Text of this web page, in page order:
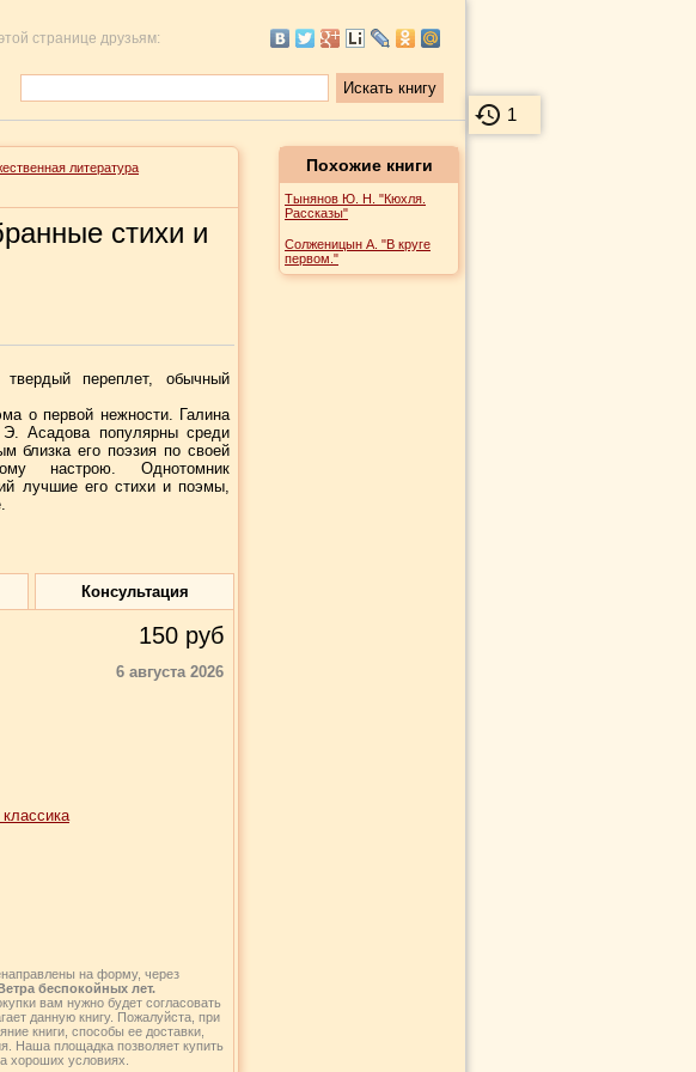
1
странице друзьям:
литература
стихи и
переплет, обычный
о первой нежности. Галина
Асадова популярны среди
близка его поэзия по своей
настрою. Однотомник
лучшие его стихи и поэмы,
Консультация
150 руб
6 августа 2026
на форму, через
беспокойных лет.
вам нужно будет согласовать
данную книгу. Пожалуйста, при
книги, способы ее доставки,
Наша площадка позволяет купить
хороших условиях.
Похожие книги
Тынянов Ю. Н. "Кюхля.
Рассказы"
Солженицын А. "В круге
первом."